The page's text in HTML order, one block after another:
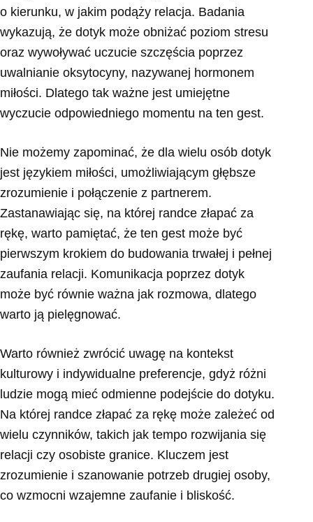
o kierunku, w jakim podąży relacja. Badania
wykazują, że dotyk może obniżać poziom stresu
oraz wywoływać uczucie szczęścia poprzez
uwalnianie oksytocyny, nazywanej hormonem
miłości. Dlatego tak ważne jest umiejętne
wyczucie odpowiedniego momentu na ten gest.
Nie możemy zapominać, że dla wielu osób dotyk
jest językiem miłości, umożliwiającym głębsze
zrozumienie i połączenie z partnerem.
Zastanawiając się, na której randce złapać za
rękę, warto pamiętać, że ten gest może być
pierwszym krokiem do budowania trwałej i pełnej
zaufania relacji. Komunikacja poprzez dotyk
może być równie ważna jak rozmowa, dlatego
warto ją pielęgnować.
Warto również zwrócić uwagę na kontekst
kulturowy i indywidualne preferencje, gdyż różni
ludzie mogą mieć odmienne podejście do dotyku.
Na której randce złapać za rękę może zależeć od
wielu czynników, takich jak tempo rozwijania się
relacji czy osobiste granice. Kluczem jest
zrozumienie i szanowanie potrzeb drugiej osoby,
co wzmocni wzajemne zaufanie i bliskość.